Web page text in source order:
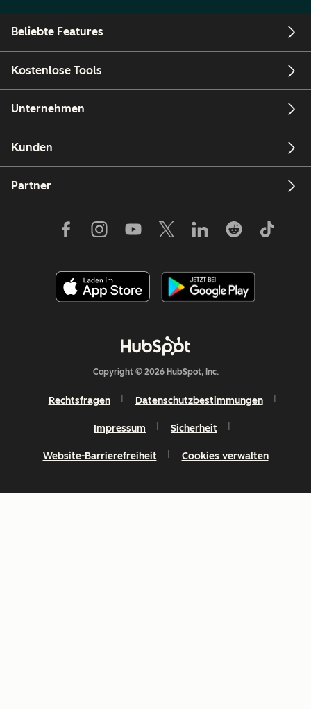
Beliebte Features
Kostenlose Tools
Unternehmen
Kunden
Partner
Copyright © 2026 HubSpot, Inc.
Rechtsfragen Datenschutzbestimmungen
Impressum Sicherheit
Website-Barrierefreiheit Cookies verwalten